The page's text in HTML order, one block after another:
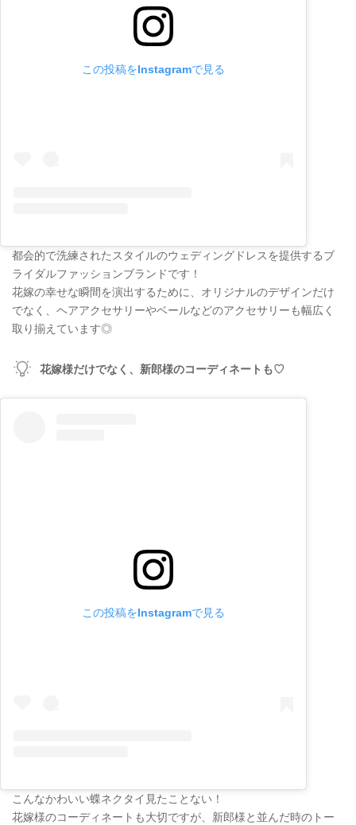
この投稿をInstagramで見る
都会的で洗練されたスタイルのウェディングドレスを提供するブ
ライダルファッションブランドです！
花嫁の幸せな瞬間を演出するために、オリジナルのデザインだけ
でなく、ヘアアクセサリーやベールなどのアクセサリーも幅広く
取り揃えています◎
花嫁様だけでなく、新郎様のコーディネートも♡
この投稿をInstagramで見る
こんなかわいい蝶ネクタイ見たことない！
花嫁様のコーディネートも大切ですが、新郎様と並んだ時のトー